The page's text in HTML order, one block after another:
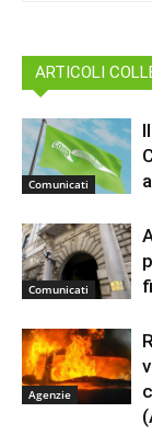
ARTICOLI
Comunicati
Comunicati
Agenzie